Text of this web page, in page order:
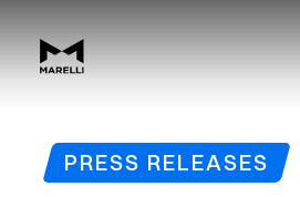
PRESS RELEASES